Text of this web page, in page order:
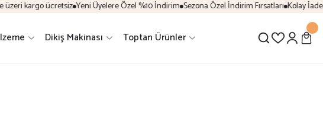
kargo ücretsiz Yeni Üyelere Özel %10 İndirim Sezona Özel İndirim Fırsatları Kolay İade
Dikiş Makinası Toptan Ürünler